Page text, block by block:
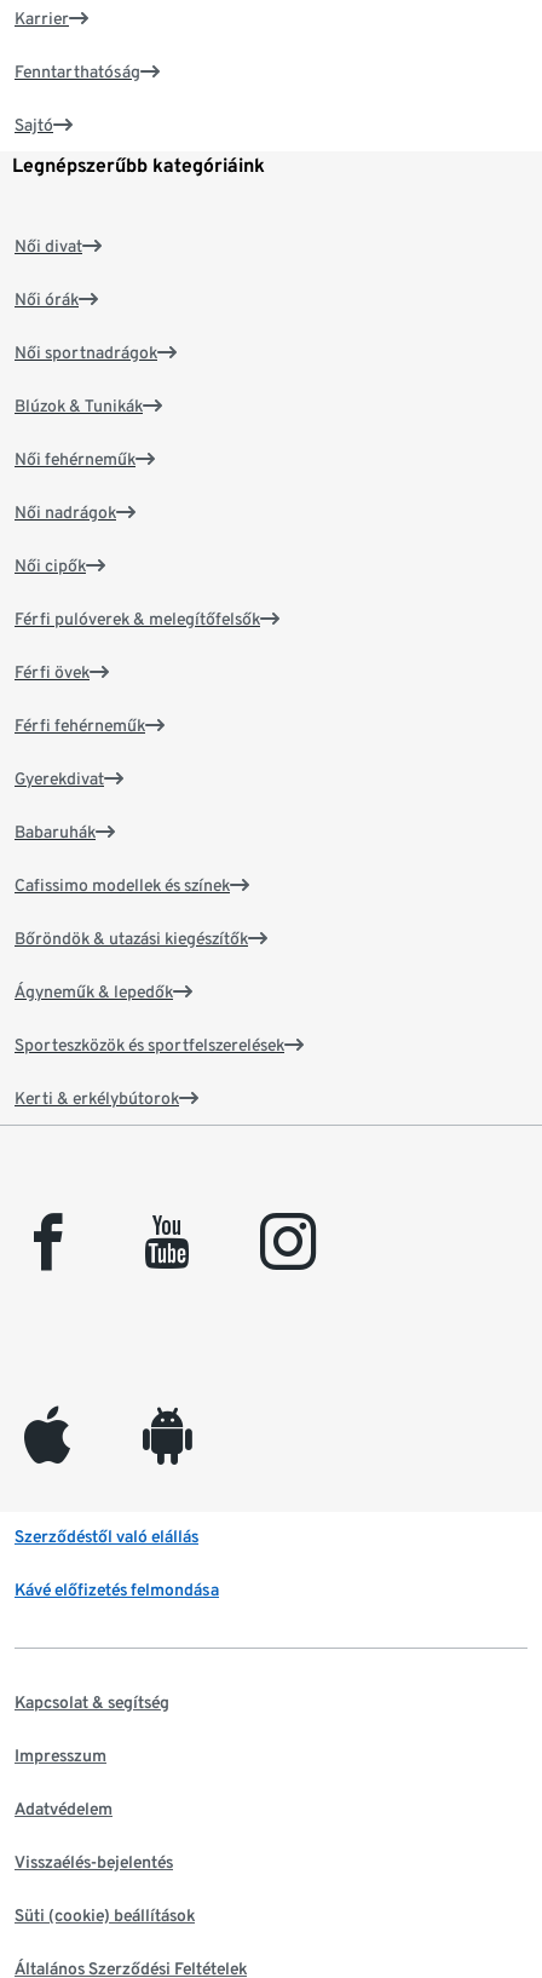
Karrier
Fenntarthatóság
Sajtó
Legnépszerűbb kategóriáink
Női divat
Női órák
Női sportnadrágok
Blúzok & Tunikák
Női fehérneműk
Női nadrágok
Női cipők
Férfi pulóverek & melegítőfelsők
Férfi övek
Férfi fehérneműk
Gyerekdivat
Babaruhák
Cafissimo modellek és színek
Bőröndök & utazási kiegészítők
Ágyneműk & lepedők
Sporteszközök és sportfelszerelések
Kerti & erkélybútorok
facebook youtube instagram
appleinc android
Szerződéstől való elállás
Kávé előfizetés felmondása
Kapcsolat & segítség
Impresszum
Adatvédelem
Visszaélés-bejelentés
Süti (cookie) beállítások
Általános Szerződési Feltételek